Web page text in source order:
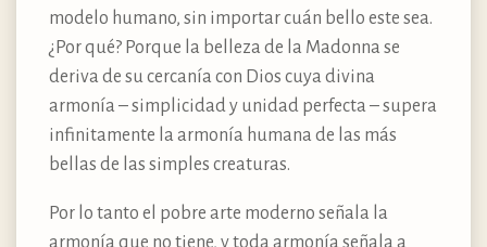
modelo humano, sin importar cuán bello este sea.
¿Por qué? Porque la belleza de la Madonna se
deriva de su cercanía con Dios cuya divina
armonía – simplicidad y unidad perfecta – supera
infinitamente la armonía humana de las más
bellas de las simples creaturas.
Por lo tanto el pobre arte moderno señala la
armonía que no tiene, y toda armonía señala a